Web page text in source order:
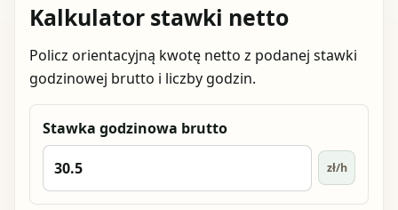
Kalkulator stawki netto
Policz orientacyjną kwotę netto z podanej stawki
godzinowej brutto i liczby godzin.
Stawka godzinowa brutto
zł/h